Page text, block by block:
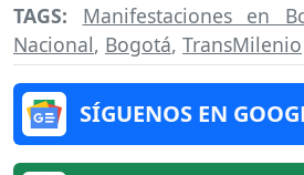
TAGS: Manifestaciones en
Nacional, Bogotá, TransMilenio
SÍGUENOS EN